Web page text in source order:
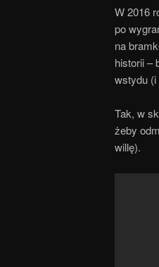
W 2016
po
na
historii –
wstydu (i
Tak, w
żeby
willę).